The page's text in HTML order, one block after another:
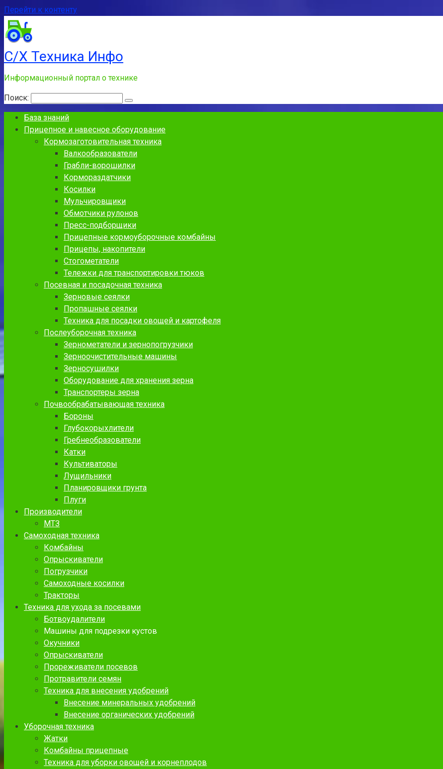
Перейти к контенту
С/Х Техника Инфо
Информационный портал о технике
Поиск:
База знаний
Прицепное и навесное оборудование
Кормозаготовительная техника
Валкообразователи
Грабли-ворошилки
Кормораздатчики
Косилки
Мульчировщики
Обмотчики рулонов
Пресс-подборщики
Прицепные кормоуборочные комбайны
Прицепы, накопители
Стогометатели
Тележки для транспортировки тюков
Посевная и посадочная техника
Зерновые сеялки
Пропашные сеялки
Техника для посадки овощей и картофеля
Послеуборочная техника
Зернометатели и зернопогрузчики
Зерноочистительные машины
Зерносушилки
Оборудование для хранения зерна
Транспортеры зерна
Почвообрабатывающая техника
Бороны
Глубокорыхлители
Гребнеобразователи
Катки
Культиваторы
Лущильники
Планировщики грунта
Плуги
Производители
МТЗ
Самоходная техника
Комбайны
Опрыскиватели
Погрузчики
Самоходные косилки
Тракторы
Техника для ухода за посевами
Ботвоудалители
Машины для подрезки кустов
Окучники
Опрыскиватели
Прореживатели посевов
Протравители семян
Техника для внесения удобрений
Внесение минеральных удобрений
Внесение органических удобрений
Уборочная техника
Жатки
Комбайны прицепные
Техника для уборки овощей и корнеплодов